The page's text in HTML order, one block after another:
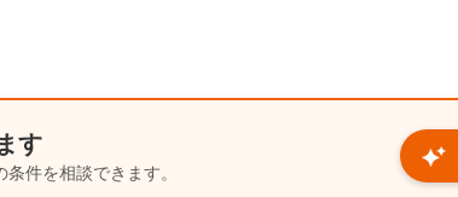
す
件を相談できます。